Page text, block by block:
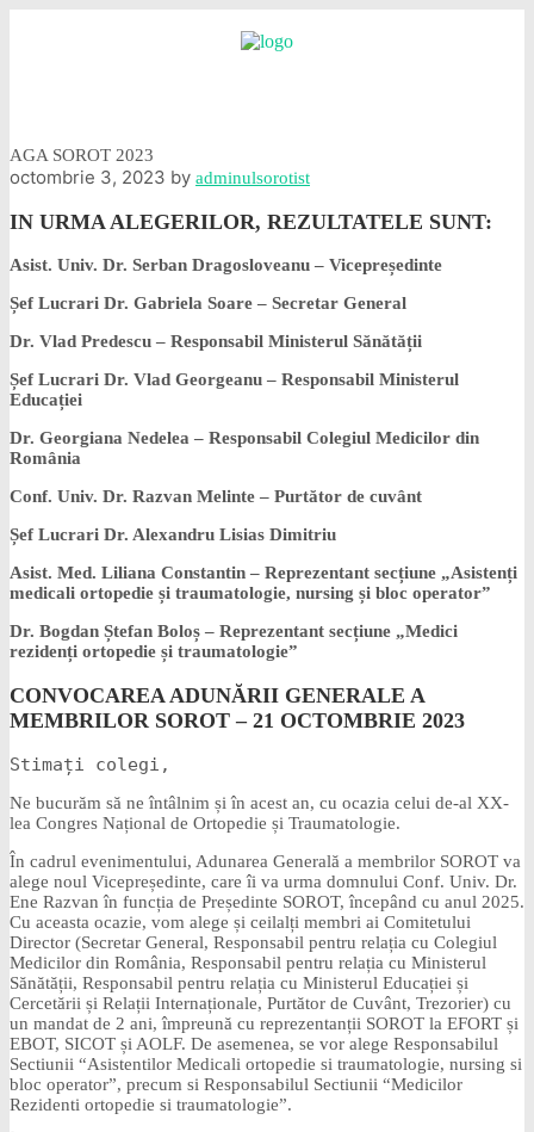
AGA SOROT 2023
octombrie 3, 2023 by adminulsorotist
IN URMA ALEGERILOR, REZULTATELE SUNT:
Asist. Univ. Dr. Serban Dragosloveanu – Vicepreședinte
Șef Lucrari Dr. Gabriela Soare – Secretar General
Dr. Vlad Predescu – Responsabil Ministerul Sănătății
Șef Lucrari Dr. Vlad Georgeanu – Responsabil Ministerul
Educației
Dr. Georgiana Nedelea – Responsabil Colegiul Medicilor din
România
Conf. Univ. Dr. Razvan Melinte – Purtător de cuvânt
Șef Lucrari Dr. Alexandru Lisias Dimitriu
Asist. Med. Liliana Constantin – Reprezentant secțiune „Asistenți
medicali ortopedie și traumatologie, nursing și bloc operator”
Dr. Bogdan Ștefan Boloș – Reprezentant secțiune „Medici
rezidenți ortopedie și traumatologie”
CONVOCAREA ADUNĂRII GENERALE A
MEMBRILOR SOROT – 21 OCTOMBRIE 2023
Stimați colegi,
Ne bucurăm să ne întâlnim și în acest an, cu ocazia celui de-al XX-
lea Congres Național de Ortopedie și Traumatologie.
În cadrul evenimentului, Adunarea Generală a membrilor SOROT va
alege noul Vicepreședinte, care îi va urma domnului Conf. Univ. Dr.
Ene Razvan în funcția de Președinte SOROT, începând cu anul 2025.
Cu aceasta ocazie, vom alege și ceilalți membri ai Comitetului
Director (Secretar General, Responsabil pentru relația cu Colegiul
Medicilor din România, Responsabil pentru relația cu Ministerul
Sănătății, Responsabil pentru relația cu Ministerul Educației și
Cercetării și Relații Internaționale, Purtător de Cuvânt, Trezorier) cu
un mandat de 2 ani, împreună cu reprezentanții SOROT la EFORT și
EBOT, SICOT și AOLF. De asemenea, se vor alege Responsabilul
Sectiunii “Asistentilor Medicali ortopedie si traumatologie, nursing si
bloc operator”, precum si Responsabilul Sectiunii “Medicilor
Rezidenti ortopedie si traumatologie”.